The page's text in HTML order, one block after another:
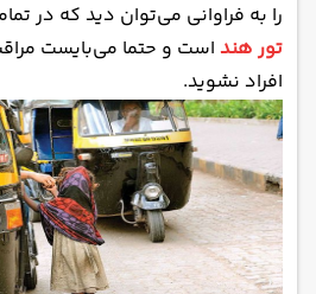
را به فراوانی می‌توان دید که در
تور هند است و حتما می‌بایست
افراد نشوید.